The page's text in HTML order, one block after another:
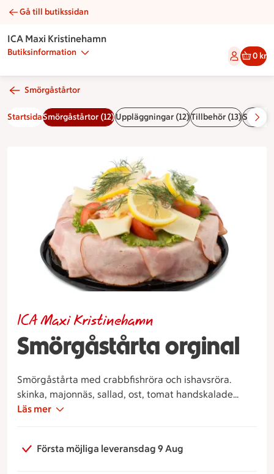
Smörgåstårta orginal | Catering ICA Maxi Kristinehamn
Gå till butikssidan
ICA Maxi Kristinehamn
Butiksinformation 0 kr
Smörgåstårtor
StartsidaSmörgåstårtor (12)Uppläggningar (12)Tillbehör (13)
Smörgåstårta orginal
ICA Maxi Kristinehamn
Smörgåstårta med crabbfishröra och ishavsröra.
skinka, majonnäs, sallad, ost, tomat handskalade
räkor, gurka, citron & dill.
Läs mer
Första möjliga leveransdag 9 Aug